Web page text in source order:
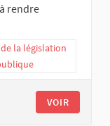
rendre
la législation
VOIR